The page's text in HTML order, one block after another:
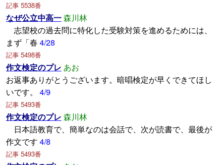
記事 5538番
なぜ公立中高一森川林
志望校の過去問に特化した受験対策を進めるためには、
まず「春 4/28
記事 5498番
作文検定のプレ あお
お返事ありがとうございます。暗唱検定が早くできてほし
いです。
4/9
記事 5493番
作文検定のプレ 森川林
日本語教育で、簡単なのは会話で、次が読書で、最後が
作文です 4/8
記事 5493番